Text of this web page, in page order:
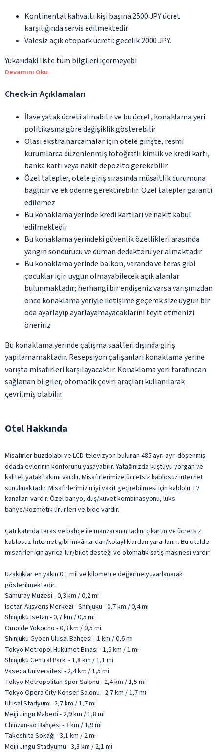
Kontinental kahvaltı kişi başına 2500 JPY ücret
karşılığında servis edilmektedir
Valesiz açık otopark ücreti: gecelik 2000 JPY.
Yukarıdaki liste tüm bilgileri içermeyebi
Devamını Oku
Check-in Açıklamaları
İlave yatak ücreti alınabilir ve bu ücret, konaklama yeri
politikasına göre değişiklik gösterebilir
Olası ekstra harcamalar için otele girişte, resmi
kurumlarca düzenlenmiş fotoğraflı kimlik ve kredi kartı,
banka kartı veya nakit depozito gerekebilir
Özel talepler, otele giriş sırasında müsaitlik durumuna
bağlıdır ve ek ödeme gerektirebilir. Özel talepler garanti
edilemez
Bu konaklama yerinde kredi kartları ve nakit kabul
edilmektedir
Bu konaklama yerindeki güvenlik özellikleri arasında
yangın söndürücü ve duman dedektörü yer almaktadır
Bu konaklama yerinde balkon, veranda ve teras gibi
çocuklar için uygun olmayabilecek açık alanlar
bulunmaktadır; herhangi bir endişeniz varsa varışınızdan
önce konaklama yeriyle iletişime geçerek size uygun bir
oda ayarlayıp ayarlayamayacaklarını teyit etmenizi
öneririz
Bu konaklama yerinde çalışma saatleri dışında giriş
yapılamamaktadır. Resepsiyon çalışanları konaklama yerine
varışta misafirleri karşılayacaktır. Konaklama yeri tarafından
sağlanan bilgiler, otomatik çeviri araçları kullanılarak
çevrilmiş olabilir.
Otel Hakkında
Misafirler buzdolabı ve LCD televizyon bulunan 485 ayrı ayrı döşenmiş
odada evlerinin konforunu yaşayabilir. Yatağınızda kuştüyü yorgan ve
kaliteli yatak takımı vardır. Misafirlerimize ücretsiz kablosuz internet
sunulmaktadır. Misafirlerimizin iyi vakit geçirebilmesi için kablolu TV
kanalları vardır. Özel banyo, duş/küvet kombinasyonu, lüks
banyo/kozmetik ürünleri ve bide vardır.
Çatı katında teras ve bahçe ile manzaranın tadını çıkartın ve ücretsiz
kablosuz İnternet gibi imkânlardan/kolaylıklardan yararlanın. Bu otelde
misafirler için ayrıca tur/bilet desteği ve otomatik satış makinesi vardır.
Uzaklıklar en yakın 0.1 mil ve kilometre değerine yuvarlanarak
gösterilmektedir.
Samuray Müzesi - 0,3 km / 0,2 mi
Isetan Alışveriş Merkezi - Shinjuku - 0,7 km / 0,4 mi
Shinjuku Isetan - 0,7 km / 0,5 mi
Omoide Yokocho - 0,8 km / 0,5 mi
Shinjuku Gyoen Ulusal Bahçesi - 1 km / 0,6 mi
Tokyo Metropol Hükümet Binası - 1,6 km / 1 mi
Shinjuku Central Parkı - 1,8 km / 1,1 mi
Vaseda Üniversitesi - 2,4 km / 1,5 mi
Tokyo Metropolitan Spor Salonu - 2,4 km / 1,5 mi
Tokyo Opera City Konser Salonu - 2,7 km / 1,7 mi
Ulusal Stadyum - 2,7 km / 1,7 mi
Meiji Jingu Mabedi - 2,9 km / 1,8 mi
Chinzan-so Bahçesi - 3 km / 1,9 mi
Takeshita Sokağı - 3,1 km / 2 mi
Meiji Jingu Stadyumu - 3,3 km / 2,1 mi